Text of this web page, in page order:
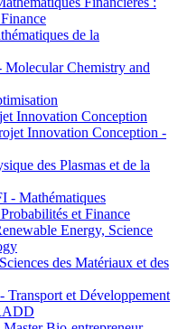
de la
Chemistry and
Innovation Conception
Innovation Conception -
des Plasmas et de la
- Mathématiques
et Finance
Energy, Science
des Matériaux et des
et Développement